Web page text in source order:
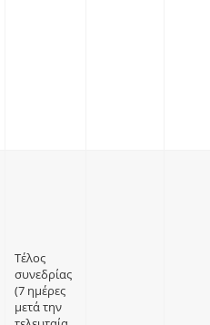
Τέλος
συνεδρίας
(7 ημέρες
μετά την